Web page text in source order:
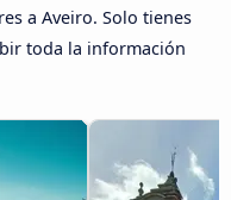
a Aveiro. Solo tienes
toda la información